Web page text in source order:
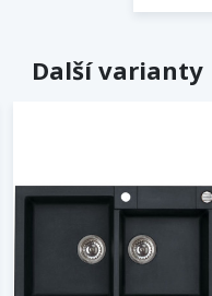
Další varianty